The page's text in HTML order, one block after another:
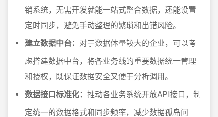
销系统，无需开发就能一站式整合数据，还能设置
定时同步，避免手动整理的繁琐和出错风险。
建立数据中台： 对于数据体量较大的企业，可以考
虑搭建数据中台，将各业务线的重要数据统一管理
和授权，既保证数据安全又便于分析调用。
数据接口标准化： 推动各业务系统开放API接口，制
定统一的数据格式和同步频率，减少数据孤岛问